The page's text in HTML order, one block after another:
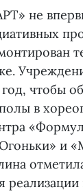
не
чтобы
в
и